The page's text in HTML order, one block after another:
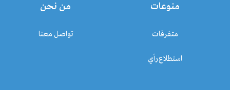
منوعات
متفرقات
استطلاع رأي
من نحن
تواصل معنا